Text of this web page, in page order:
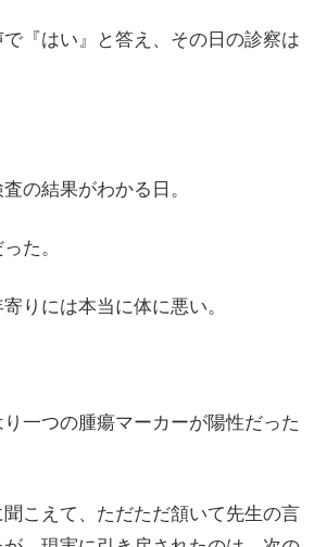
『はい』と答え、その日の診察は
の結果がわかる日。
た。
りには本当に体に悪い。
一つの腫瘍マーカーが陽性だった
こえて、ただただ頷いて先生の言